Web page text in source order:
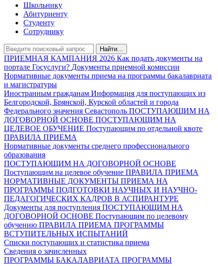
Школьнику
Абитуриенту
Студенту
Сотруднику
Найти...
ПРИЕМНАЯ КАМПАНИЯ 2026 Как подать документы на
портале Госуслуги? Документы приемной комиссии
Нормативные документы приема на программы бакалавриата
и магистратуры
Иностранным гражданам Информация для поступающих из
Белгородской, Брянской, Курской областей и города
Федерального значения Севастополь ПОСТУПАЮЩИМ НА
ДОГОВОРНОЙ ОСНОВЕ ПОСТУПАЮЩИМ НА
ЦЕЛЕВОЕ ОБУЧЕНИЕ Поступающим по отдельной квоте
ПРАВИЛА ПРИЕМА
Нормативные документы среднего профессионального
образования
ПОСТУПАЮЩИМ НА ДОГОВОРНОЙ ОСНОВЕ
Поступающим на целевое обучение ПРАВИЛА ПРИЕМА
НОРМАТИВНЫЕ ДОКУМЕНТЫ ПРИЕМА НА
ПРОГРАММЫ ПОДГОТОВКИ НАУЧНЫХ И НАУЧНО-
ПЕДАГОГИЧЕСКИХ КАДРОВ В АСПИРАНТУРЕ
Документы для поступления ПОСТУПАЮЩИМ НА
ДОГОВОРНОЙ ОСНОВЕ Поступающим по целевому
обучению ПРАВИЛА ПРИЕМА ПРОГРАММЫ
ВСТУПИТЕЛЬНЫХ ИСПЫТАНИЙ
Списки поступающих и статистика приема
Сведения о зачисленных
ПРОГРАММЫ БАКАЛАВРИАТА ПРОГРАММЫ